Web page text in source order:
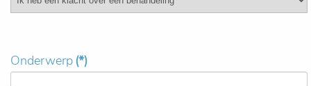
Onderwerp (*)